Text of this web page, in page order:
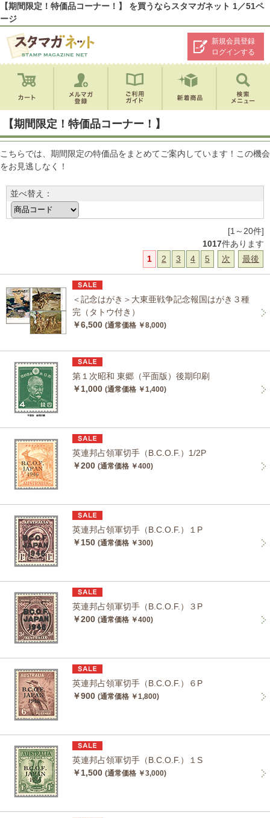
【期間限定！特価品コーナー！】 を買うならスタマガネット 1／51ペ
ージ
新規会員登録
ログインする
【期間限定！特価品コーナー！】
こちらでは、期間限定の特価品をまとめてご案内しています！この機会
をお見逃しなく！
並べ替え：
[1～20件]
1017件あります
1
2 3 4 5 次 最後
＜記念はがき＞大東亜戦争記念報国はがき３種
完（タトウ付き）
￥6,500 (通常価格 ￥8,000)
第１次昭和 東郷（平面版）後期印刷
￥1,000 (通常価格 ￥1,400)
英連邦占領軍切手（B.C.O.F.）1/2P
￥200 (通常価格 ￥400)
英連邦占領軍切手（B.C.O.F.）１P
￥150 (通常価格 ￥300)
英連邦占領軍切手（B.C.O.F.）３P
￥200 (通常価格 ￥400)
英連邦占領軍切手（B.C.O.F.）６P
￥900 (通常価格 ￥1,800)
英連邦占領軍切手（B.C.O.F.）１S
￥1,500 (通常価格 ￥3,000)